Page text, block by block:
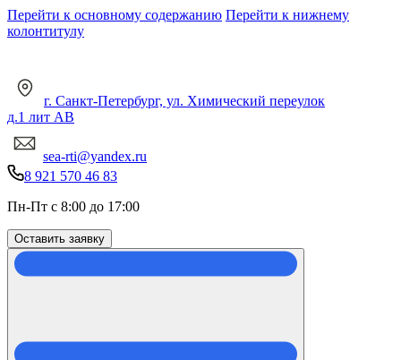
Перейти к основному содержанию Перейти к нижнему
колонтитулу
г. Санкт-Петербург, ул. Химический переулок
д.1 лит АВ
sea-rti@yandex.ru
8 921 570 46 83
Пн-Пт с 8:00 до 17:00
Оставить заявку